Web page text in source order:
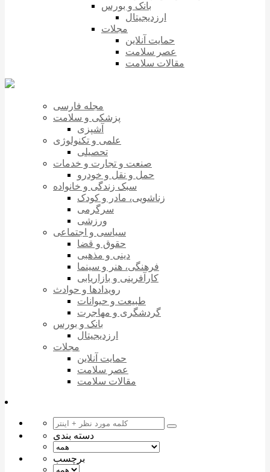
بانک و بورس
ارزدیجیتال
مجلات
حمایت آنلاین
عصر سلامت
مقالات سلامت
مجله فارسی
پزشکی و سلامت
آشپزی
علمی و تکنولوژی
تحصیلی
صنعت و تجارت و خدمات
حمل و نقل و خودرو
سبک زندگی و خانواده
زناشویی، مادر و کودک
سرگرمی
ورزشی
سیاسی و اجتماعی
حقوق و قضا
دینی و مذهبی
فرهنگی، هنر و سینما
کارآفرینی و بازاریابی
رویدادها و حوادث
طبیعت و حیوانات
گردشگری و مهاجرت
بانک و بورس
ارزدیجیتال
مجلات
حمایت آنلاین
عصر سلامت
مقالات سلامت
دسته بندی
برچسب